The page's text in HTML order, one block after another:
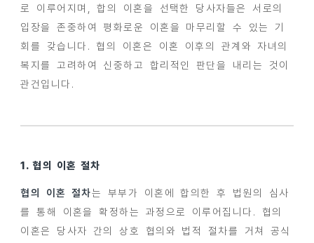
로 이루어지며, 합의 이혼을 선택한 당사자들은 서로의
입장을 존중하여 평화로운 이혼을 마무리할 수 있는 기
회를 갖습니다. 협의 이혼은 이혼 이후의 관계와 자녀의
복지를 고려하여 신중하고 합리적인 판단을 내리는 것이
관건입니다.
1. 협의 이혼 절차
협의 이혼 절차는 부부가 이혼에 합의한 후 법원의 심사
를 통해 이혼을 확정하는 과정으로 이루어집니다. 협의
이혼은 당사자 간의 상호 협의와 법적 절차를 거쳐 공식